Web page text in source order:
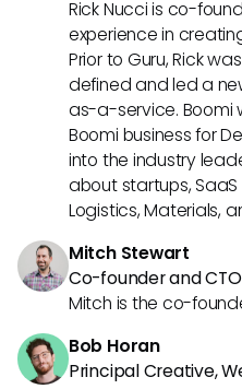
Rick Nucci is co-
experience in
Prior to Guru, Rick
defined and led a
as-a-service. Boomi
Boomi business for
into the industry
about startups,
Logistics, Materials,
Mitch Stewart
Co-founder and
Mitch is the co-
Bob Horan
Principal Creative,